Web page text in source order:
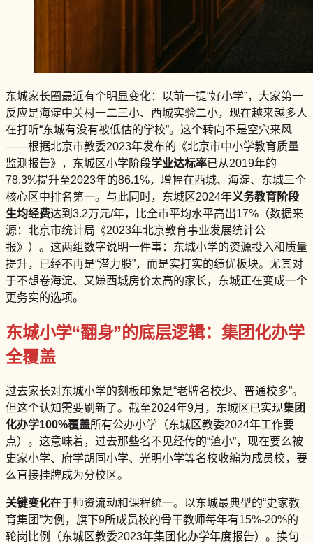
东城家长圈最近有个明显变化：以前一提“好小学”，大家第一
反应是海淀中关村一二三小、西城实验二小，现在越来越多人
在打听“东城有没有被低估的学校”。这个转向不是空穴来风
——根据北京市教委2023年发布的《北京市中小学教育质量
监测报告》，东城区小学阶段学业达标率已从2019年的
78.3%提升至2023年的86.1%，增幅在西城、海淀、东城三个
核心区中排名第一。与此同时，东城区2024年义务教育阶段
生均经费达到3.2万元/年，比全市平均水平高出17%（数据来
源：北京市统计局《2023年北京教育事业发展统计公
报》）。这两组数字说明一件事：东城小学的资源投入和质量
提升，已经不再是“潜力股”，而是实打实的绩优板块。尤其对
于不想卷海淀、又嫌西城房价太高的家长，东城正在变成一个
更务实的选项。
东城小学“翻身”的底层逻辑：集团化办学
全覆盖
过去家长对东城小学的刻板印象是“老牌名校少、普通校多”。
但这个认知需要刷新了。截至2024年9月，东城区已实现集团
化办学100%覆盖所有公办小学（东城区教委2024年工作要
点）。这意味着，过去那些名不见经传的“渣小”，现在要么被
史家小学、府学胡同小学、光明小学等名校收编为成员校，要
么直接挂牌成为分校区。
关键变化在于师资流动和课程统一。以东城最典型的“史家教
育集团”为例，旗下9所成员校的骨干教师每年有15%-20%的
轮岗比例（东城区教委2023年集团化办学年度报告）。换句